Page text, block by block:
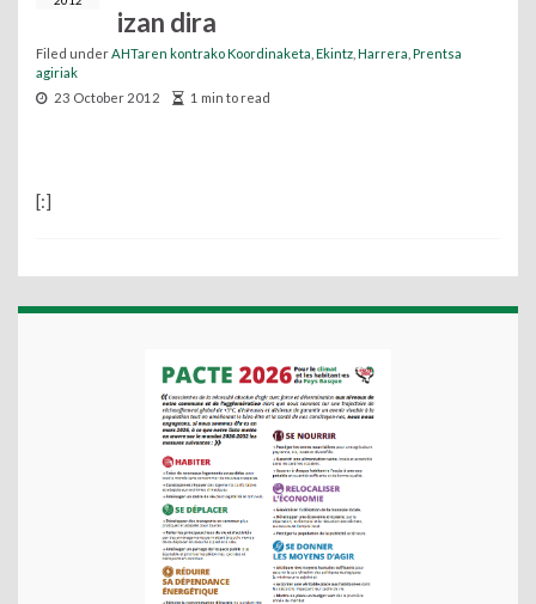
izan dira
Filed underAHTaren kontrako Koordinaketa Ekintz Harrera Prentsa
agiriak
23 October 2012
1 min to read
[:]